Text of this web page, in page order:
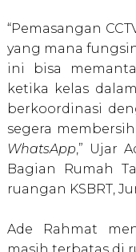
“Pemasangan
yang mana
ini bisa
ketika kelas
berkoordinasi
segera
WhatsApp,” Ujar
Bagian Rumah
ruangan KSBRT,
Ade Rahmat m